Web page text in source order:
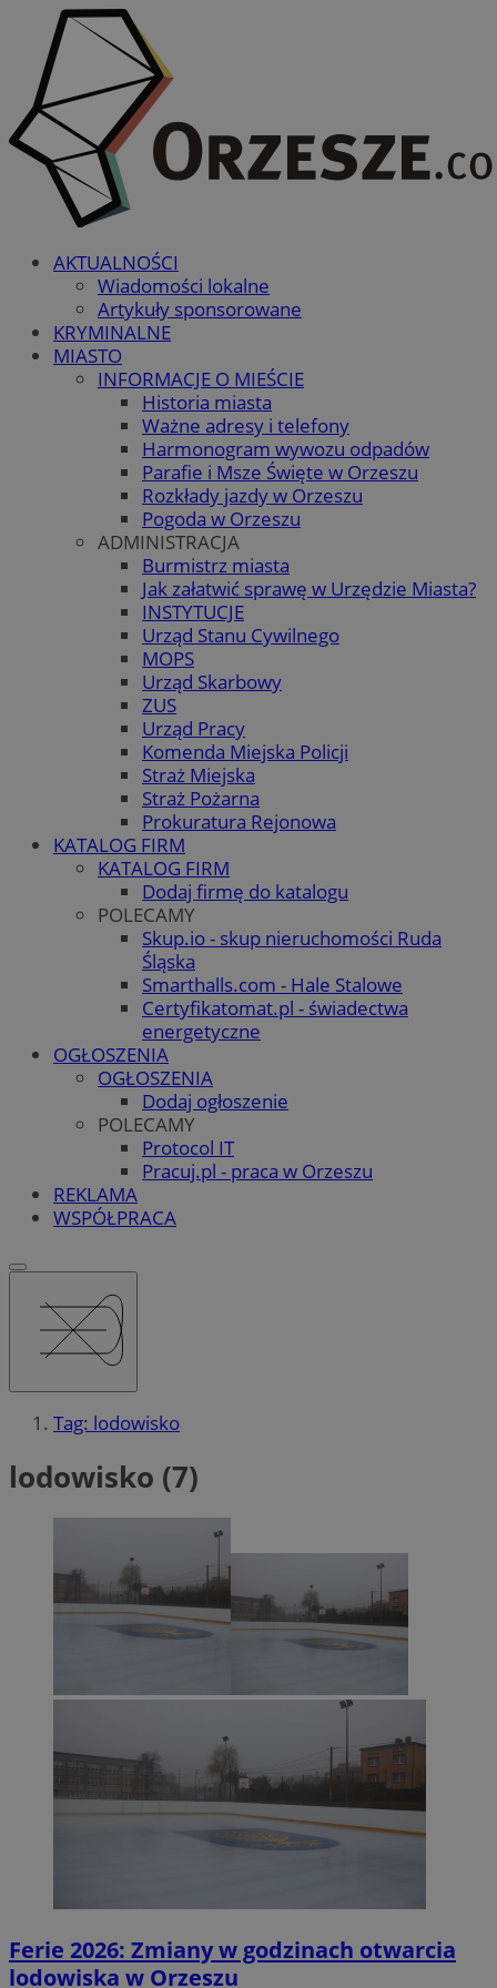
AKTUALNOŚCI
Wiadomości lokalne
Artykuły sponsorowane
KRYMINALNE
MIASTO
INFORMACJE O MIEŚCIE
Historia miasta
Ważne adresy i telefony
Harmonogram wywozu odpadów
Parafie i Msze Święte w Orzeszu
Rozkłady jazdy w Orzeszu
Pogoda w Orzeszu
ADMINISTRACJA
Burmistrz miasta
Jak załatwić sprawę w Urzędzie Miasta?
INSTYTUCJE
Urząd Stanu Cywilnego
MOPS
Urząd Skarbowy
ZUS
Urząd Pracy
Komenda Miejska Policji
Straż Miejska
Straż Pożarna
Prokuratura Rejonowa
KATALOG FIRM
KATALOG FIRM
Dodaj firmę do katalogu
POLECAMY
Skup.io - skup nieruchomości Ruda
Śląska
Smarthalls.com - Hale Stalowe
Certyfikatomat.pl - świadectwa
energetyczne
OGŁOSZENIA
OGŁOSZENIA
Dodaj ogłoszenie
POLECAMY
Protocol IT
Pracuj.pl - praca w Orzeszu
REKLAMA
WSPÓŁPRACA
Tag: lodowisko
lodowisko (7)
Ferie 2026: Zmiany w godzinach otwarcia
lodowiska w Orzeszu